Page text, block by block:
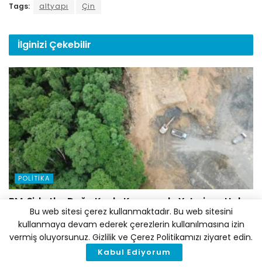
Tags: altyapı Çin
İlginizi Çekebilir
POLITIKA
BM: Şirketler Doğa Kaybı Konusunda Yeterince Hızlı
Hareket Etmiyor
5 AĞUSTOS 2026
Bu web sitesi çerez kullanmaktadır. Bu web sitesini
kullanmaya devam ederek çerezlerin kullanılmasına izin
vermiş oluyorsunuz. Gizlilik ve Çerez Politikamızı ziyaret edin.
Kabul Ediyorum